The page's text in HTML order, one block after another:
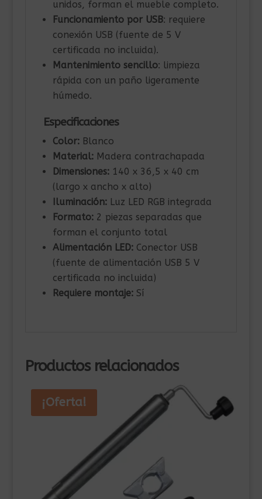
unidos, forman el mueble completo.
Funcionamiento por USB: requiere
conexión USB (fuente de 5 V
certificada no incluida).
Mantenimiento sencillo: limpieza
rápida con un paño ligeramente
húmedo.
Especificaciones
Color:Blanco
Material:Madera contrachapada
Dimensiones:140 x 36,5 x 40 cm
(largo x ancho x alto)
Iluminación:Luz LED RGB integrada
Formato:2 piezas separadas que
forman el conjunto total
Alimentación LED:Conector USB
(fuente de alimentación USB 5 V
certificada no incluida)
Requiere montaje:Sí
Productos relacionados
¡Oferta!